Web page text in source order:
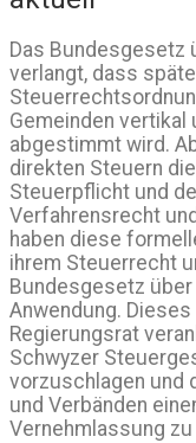
Das Bundesgesetz
verlangt, dass
Gemeinden vertikal
abgestimmt wird.
direkten Steuern
Steuerpflicht und
Verfahrensrecht
haben diese
ihrem Steuerrecht
Bundesgesetz
Anwendung.
Regierungsrat
Schwyzer
vorzuschlagen und
und Verbänden
Vernehmlassung